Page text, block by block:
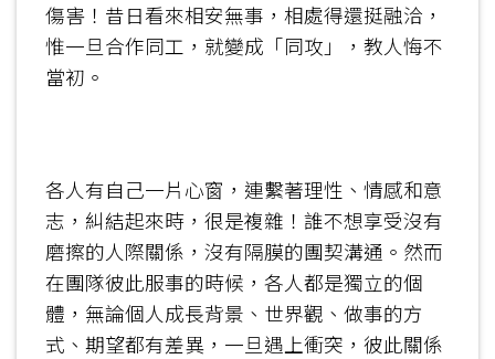
傷害！昔日看來相安無事，相處得還挺融洽，
惟一旦合作同工，就變成「同攻」，教人悔不
當初。
各人有自己一片心窗，連繫著理性、情感和意
志，糾結起來時，很是複雜！誰不想享受沒有
磨擦的人際關係，沒有隔膜的團契溝通。然而
在團隊彼此服事的時候，各人都是獨立的個
體，無論個人成長背景、世界觀、做事的方
式、期望都有差異，一旦遇上衝突，彼此關係